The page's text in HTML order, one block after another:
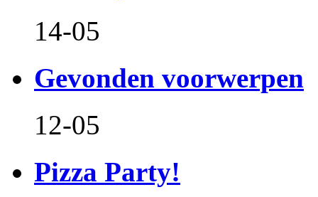
14-05
Gevonden voorwerpen
12-05
Pizza Party!